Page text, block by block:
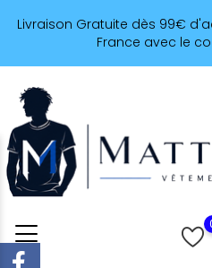
Livraison Gratuite dès 99€
France avec le